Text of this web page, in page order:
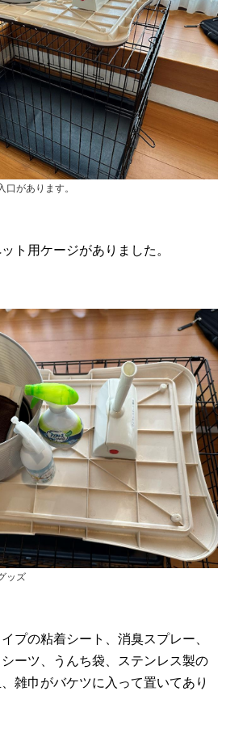
があります。
ト用ケージがありました。
ッズ
プの粘着シート、消臭スプレー、
ーツ、うんち袋、ステンレス製の
雑巾がバケツに入って置いてあり